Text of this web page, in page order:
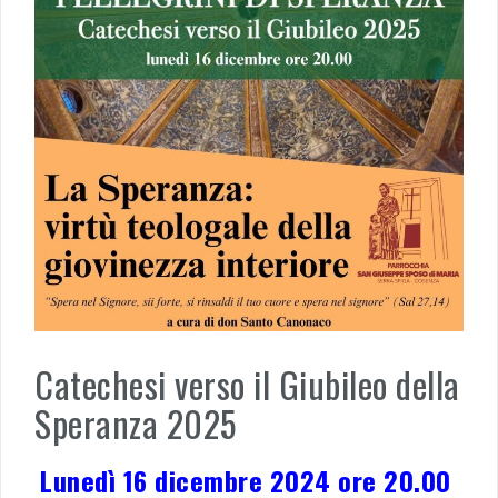
Catechesi verso il Giubileo della
Speranza 2025
Lunedì 16 dicembre 2024 ore 20.00